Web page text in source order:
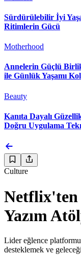
Sürdürülebilir İyi
Ritimlerin Gücü
Motherhood
Annelerin Güçlü
ile Günlük Yaşamı
Beauty
Kanıta Dayalı
Doğru Uygulama
Culture
Netflix'ten
Yazım
Lider eğlence
desteklemek ve